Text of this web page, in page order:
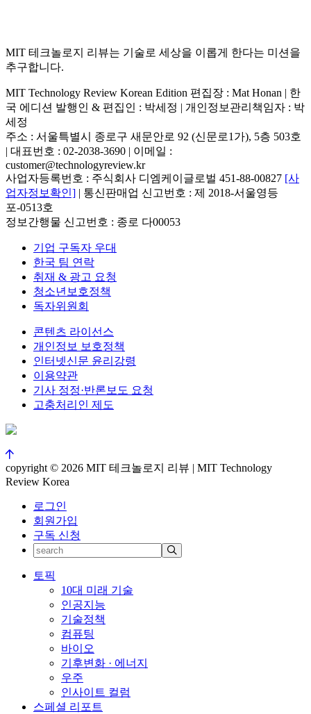
MIT 테크놀로지 리뷰는 기술로 세상을 이롭게 한다는 미션을
추구합니다.
MIT Technology Review Korean Edition 편집장 : Mat Honan | 한
국 에디션 발행인 & 편집인 : 박세정 | 개인정보관리책임자 : 박
세정
주소 : 서울특별시 종로구 새문안로 92 (신문로1가), 5층 503호
| 대표번호 : 02-2038-3690 | 이메일 :
customer@technologyreview.kr
사업자등록번호 : 주식회사 디엠케이글로벌 451-88-00827 [사
업자정보확인] | 통신판매업 신고번호 : 제 2018-서울영등
포-0513호
정보간행물 신고번호 : 종로 다00053
기업 구독자 우대
한국 팀 연락
취재 & 광고 요청
청소년보호정책
독자위원회
콘텐츠 라이선스
개인정보 보호정책
인터넷신문 윤리강령
이용약관
기사 정정·반론보도 요청
고충처리인 제도
copyright © 2026 MIT 테크놀로지 리뷰 | MIT Technology
Review Korea
로그인
회원가입
구독 신청
토픽
10대 미래 기술
인공지능
기술정책
컴퓨팅
바이오
기후변화 · 에너지
우주
인사이트 컬럼
스페셜 리포트